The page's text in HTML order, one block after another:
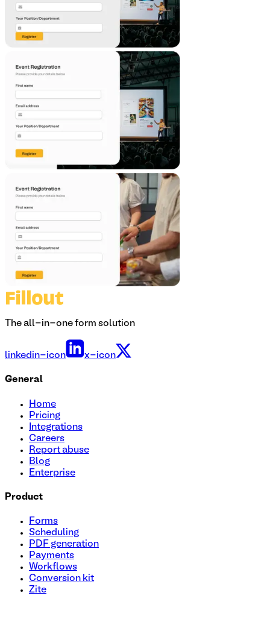
The all-in-one form solution
linkedin-icon x-icon
General
Home
Pricing
Integrations
Careers
Report abuse
Blog
Enterprise
Product
Forms
Scheduling
PDF generation
Payments
Workflows
Conversion kit
Zite